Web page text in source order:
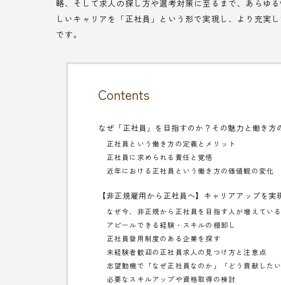
略、そして求人の探し方や選考対策に至るまで、あらゆ
しいキャリアを「正社員」という形で実現し、より充実
です。
Contents
なぜ「正社員」を目指すのか？その魅力と働き方
正社員という働き方の定義とメリット
正社員に求められる責任と覚悟
近年における正社員という働き方の価値観の変化
【非正規雇用から正社員へ】キャリアアップを
なぜ今、非正規から正社員を目指す人が増えてい
アピールできる経験・スキルの棚卸し
正社員登用制度のある企業を探す
未経験者歓迎の正社員求人の見つけ方と注意点
志望動機で「なぜ正社員なのか」「どう貢献した
必要なスキルアップや資格取得の検討